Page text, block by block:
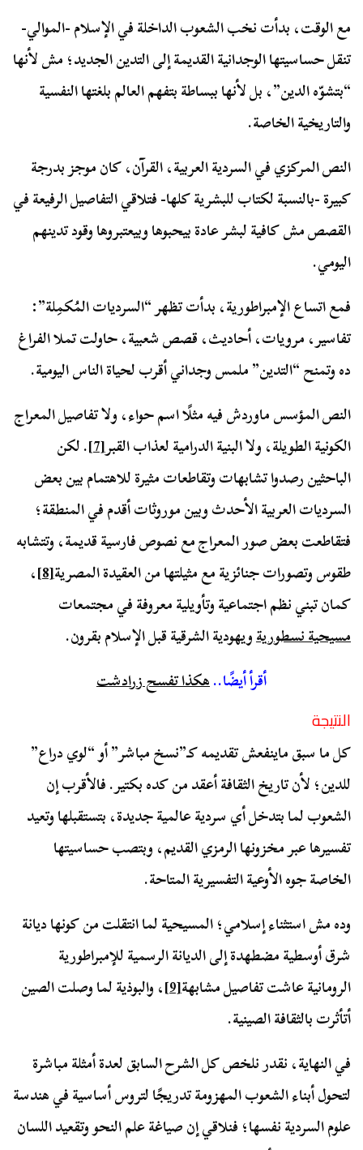
مع الوقت، بدأت نخب الشعوب الداخلة في الإسلام -الموالي-
تنقل حساسيتها الوجدانية القديمة إلى التدين الجديد؛ مش لأنها
“بتشوّه الدين”، بل لأنها ببساطة بتفهم العالم بلغتها النفسية
والتاريخية الخاصة.
النص المركزي في السردية العربية، القرآن، كان موجز بدرجة
كبيرة -بالنسبة لكتاب للبشرية كلها- فتلاقي التفاصيل الرفيعة في
القصص مش كافية لبشر عادة بيحبوها وبيعتبروها وقود تدينهم
اليومي.
فمع اتساع الإمبراطورية، بدأت تظهر “السرديات المُكمِلة”:
تفاسير، مرويات، أحاديث، قصص شعبية، حاولت تملا الفراغ
ده وتمنح “التدين” ملمس وجداني أقرب لحياة الناس اليومية.
النص المؤسس ماوردش فيه مثلًا اسم حواء، ولا تفاصيل المعراج
الكونية الطويلة، ولا البنية الدرامية لعذاب القبر[7] . لكن
الباحثين رصدوا تشابهات وتقاطعات مثيرة للاهتمام بين بعض
السرديات العربية الأحدث وبين موروثات أقدم في المنطقة؛
فتقاطعت بعض صور المعراج مع نصوص فارسية قديمة، وتتشابه
طقوس وتصورات جنائزية مع مثيلتها من العقيدة المصرية[8] ،
كمان تبني نظم اجتماعية وتأويلية معروفة في مجتمعات
مسيحية نسطوريةويهودية الشرقية قبل الإسلام بقرون.
أقرأ أيضًا..هكذا تفسح زرادشت
النتيجة
كل ما سبق ماينفعش تقديمه كـ”نسخ مباشر” أو “لوي دراع”
للدين؛ لأن تاريخ الثقافة أعقد من كده بكتير. فالأقرب إن
الشعوب لما بتدخل أي سردية عالمية جديدة، بتستقبلها وتعيد
تفسيرها عبر مخزونها الرمزي القديم، وبتصب حساسيتها
الخاصة جوه الأوعية التفسيرية المتاحة.
وده مش استثناء إسلامي؛ المسيحية لما انتقلت من كونها ديانة
شرق أوسطية مضطهدة إلى الديانة الرسمية للإمبراطورية
الرومانية عاشت تفاصيل مشابهة[9] ، والبوذية لما وصلت الصين
أتأثرت بالثقافة الصينية.
في النهاية، نقدر نلخص كل الشرح السابق لعدة أمثلة مباشرة
لتحول أبناء الشعوب المهزومة تدريجًا لتروس أساسية في هندسة
علوم السردية نفسها؛ فنلاقي إن صياغة علم النحو وتقعيد اللسان